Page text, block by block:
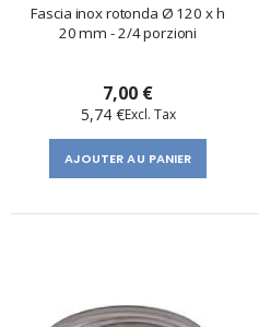
Fascia inox rotonda Ø 120 x h
20 mm - 2/4 porzioni
7,00 €
5,74 €
AJOUTER AU PANIER